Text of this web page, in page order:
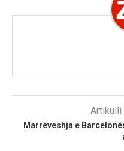
Artikulli
Marrëveshja e